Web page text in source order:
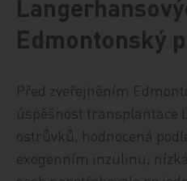
Edmontonský
Před zveřejněním
úspěšnost transplantace
ostrůvků, hodnocená
exogenním inzulinu,